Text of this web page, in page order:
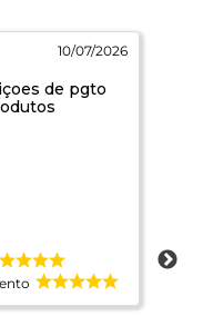
10/07/2026
de pgto